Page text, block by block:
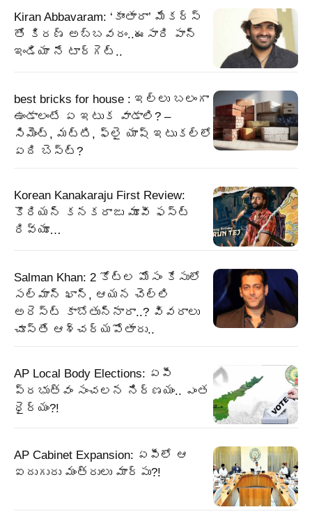
Kiran Abbavaram: ‘కాంతారా’ మేకర్స్
తో కిరణ్ అబ్బవరం..ఈసారి పాన్
ఇండియా నే టార్గెట్..
best bricks for house : ఇల్లు బలంగా
ఉండాలంటే ఏ ఇటుక వాడాలి? –
సిమెంట్, మట్టి, ఫ్లై యాష్ ఇటుకల్లో
ఏది బెస్ట్?
Korean Kanakaraju First Review:
కొరియన్ కనకరాజు మూవీ ఫస్ట్
రివ్యూ…
Salman Khan: 2 కోట్ల మోసం కేసులో
సల్మాన్ ఖాన్, ఆయన చెల్లి
అరెస్ట్ కాబోతున్నారా..? వివరాలు
చూస్తే ఆశ్చర్యపోతారు..
AP Local Body Elections: ఏపీ
ప్రభుత్వం సంచలన నిర్ణయం.. ఎంత
ధైర్యం?!
AP Cabinet Expansion: ఏపీలో ఆ
ఐదుగురు మంత్రులు మార్పు?!